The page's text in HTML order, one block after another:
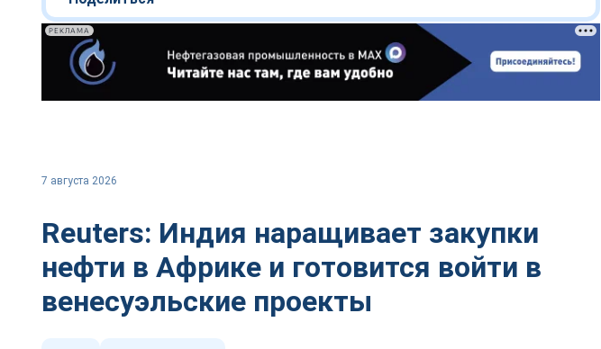
РЕКЛАМА
7 августа 2026
Reuters: Индия наращивает закупки
нефти в Африке и готовится войти в
венесуэльские проекты